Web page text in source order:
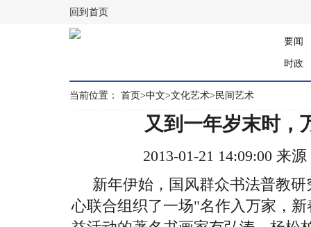
回到首页
要闻
时政
当前位置： 首页>中文>文化艺术> 民间艺术
又到一年岁末时，
2013-01-21 14:09:00 来
新年伊始，国风群众书法普教
心联合组织了一场"名作入万家，